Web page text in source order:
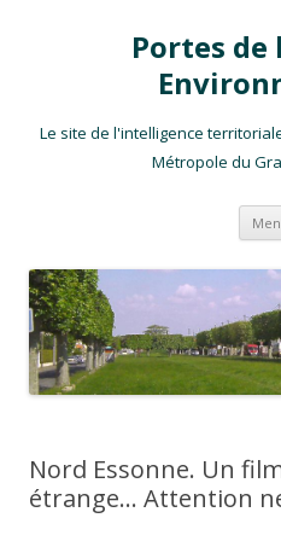
Portes de
Le site de l'intelligence
Métropole du
Nord Essonne. Un
étrange… Attention